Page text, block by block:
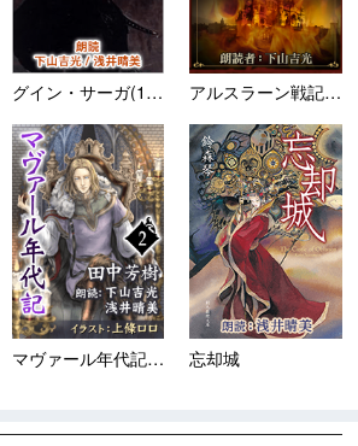
グイン・サーガ(11) 草原... アルスラーン戦記1 王都炎上
マヴァール年代記 第2巻 雪... 忘却城